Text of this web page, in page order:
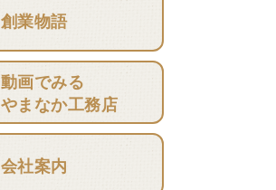
創業物語
動画でみる
やまなか工務店
会社案内